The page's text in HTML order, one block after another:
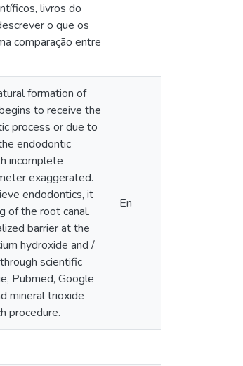
livros do
o que os
comparação entre
formation of
to receive the
process or due to
endodontic
incomplete
exaggerated.
endodontics, it
of the root canal.
barrier at the
hydroxide and /
scientific
Pubmed, Google
mineral trioxide
procedure.
En